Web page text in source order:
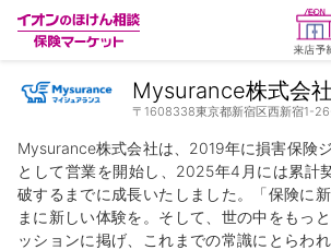
ランキングから探す
保険を比較する
保険会社から探す
Mysurance株式会社
〒1608338東京都新宿区西新宿1-
Mysurance株式会社は、2019年に損害保険
として営業を開始し、2025年4月には累計
破するまでに成長いたしました。「保険に
まに新しい体験を。そして、世の中をもっ
ッションに掲げ、これまでの常識にとらわ